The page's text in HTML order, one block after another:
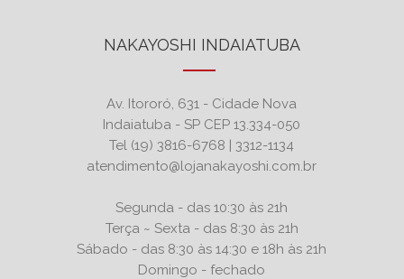
NAKAYOSHI INDAIATUBA
Av. Itororó, 631 - Cidade Nova
Indaiatuba - SP CEP 13.334-050
Tel (19) 3816-6768 | 3312-1134
atendimento@lojanakayoshi.com.br
Segunda - das 10:30 às 21h
Terça ~ Sexta - das 8:30 às 21h
Sábado - das 8:30 às 14:30 e 18h às 21h
Domingo - fechado